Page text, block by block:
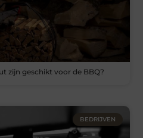
zijn geschikt voor de BBQ?
BEDRIJVEN